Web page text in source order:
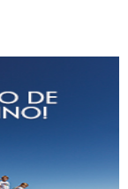
un mes, es muy